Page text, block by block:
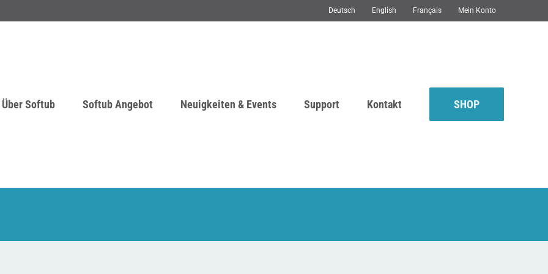
Deutsch English Français Mein Konto
Über Softub Softub Angebot Neuigkeiten & Events Support Kontakt SHOP